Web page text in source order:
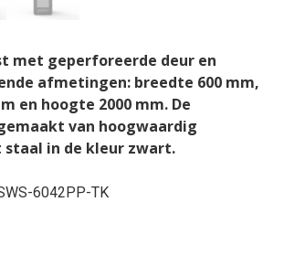
met geperforeerde deur en
afmetingen: breedte 600 mm,
en hoogte 2000 mm. De
van hoogwaardig
staal in de kleur zwart.
6042PP-TK